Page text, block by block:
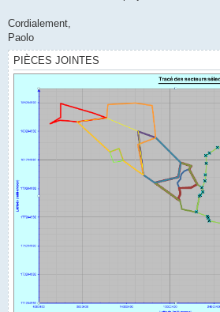
Cordialement,
Paolo
PIÈCES JOINTES